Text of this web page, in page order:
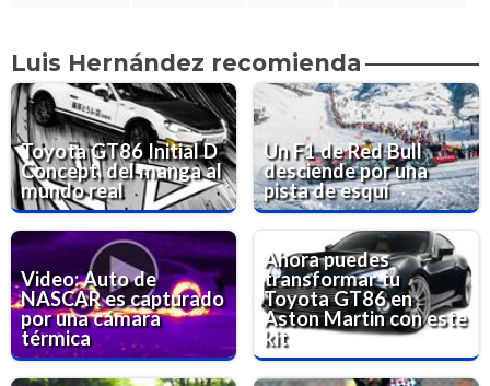
Luis Hernández recomienda
Toyota GT86 Initial D
Concept, del manga al
mundo real
Un F1 de Red Bull
desciende por una
pista de esquí
Video: Auto de
NASCAR es capturado
por una cámara
térmica
Ahora puedes
transformar tu
Toyota GT86 en
Aston Martin con este
kit